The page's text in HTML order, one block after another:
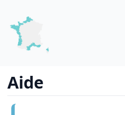
Aide